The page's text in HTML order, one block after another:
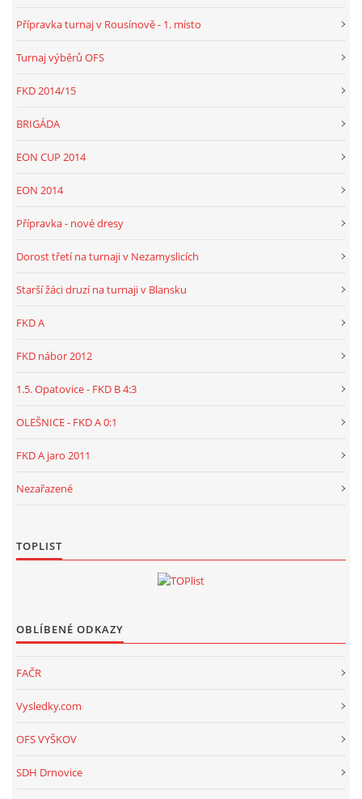
Přípravka turnaj v Rousínově - 1. místo
Turnaj výběrů OFS
FKD 2014/15
BRIGÁDA
EON CUP 2014
EON 2014
Přípravka - nové dresy
Dorost třetí na turnaji v Nezamyslicích
Starší žáci druzí na turnaji v Blansku
FKD A
FKD nábor 2012
1.5. Opatovice - FKD B 4:3
OLEŠNICE - FKD A 0:1
FKD A jaro 2011
Nezařazené
TOPLIST
OBLÍBENÉ ODKAZY
FAČR
Vysledky.com
OFS VYŠKOV
SDH Drnovice